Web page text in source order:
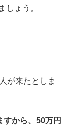
しょう。
が来たとしま
すから、50万円